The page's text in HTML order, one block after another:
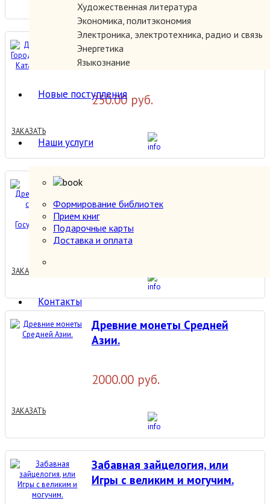
Художественная литература
Экономика, политэкономия
Электроника, электротехника, радио и связь
Энергетика
Языкознание
Новые поступления
Наши услуги
Формирование библиотек
Прием книг
Подарочные карты
Доставка и оплата
Контакты
Дмитрий Ершов. Городской
синдром. Каталог выставки.
250.00 руб.
ЗАКАЗАТЬ
скульптура в собрании
Государственного Эрмитажа.
200.00 руб.
ЗАКАЗАТЬ
Древние монеты Средней
Азии.
2000.00 руб.
ЗАКАЗАТЬ
Забавная зайцелогия, или
Игры с великим и могучим.